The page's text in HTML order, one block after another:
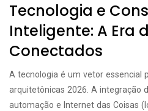
Tecnologia e
Inteligente: A Era
Conectados
A tecnologia é um vetor essencial
arquitetônicas 2026. A integração
automação e Internet das Coisas